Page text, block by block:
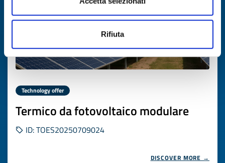
Rifiuta
Technology offer
Termico da fotovoltaico modulare
ID: TOES20250709024
DISCOVER MORE →